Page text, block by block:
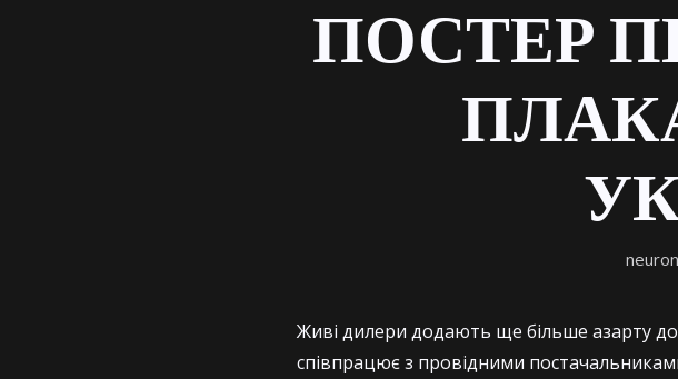
ПОСТЕР
Живі дилери додають ще більше азарту до
співпрацює з провідними